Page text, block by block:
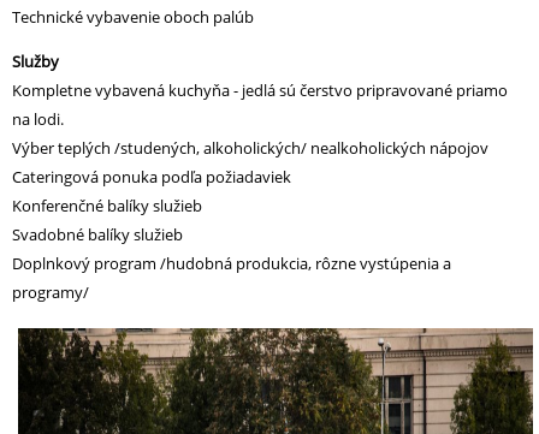
Technické vybavenie oboch palúb
Služby
Kompletne vybavená kuchyňa - jedlá sú čerstvo pripravované priamo
na lodi.
Výber teplých /studených, alkoholických/ nealkoholických nápojov
Cateringová ponuka podľa požiadaviek
Konferenčné balíky služieb
Svadobné balíky služieb
Doplnkový program /hudobná produkcia, rôzne vystúpenia a
programy/